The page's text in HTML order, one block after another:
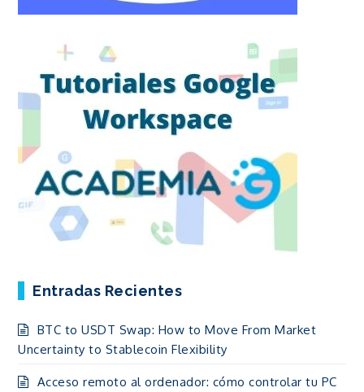
Entradas Recientes
BTC to USDT Swap: How to Move From Market
Uncertainty to Stablecoin Flexibility
Acceso remoto al ordenador: cómo controlar tu PC